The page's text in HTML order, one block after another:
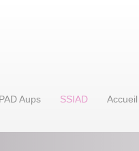
Aups SSIAD